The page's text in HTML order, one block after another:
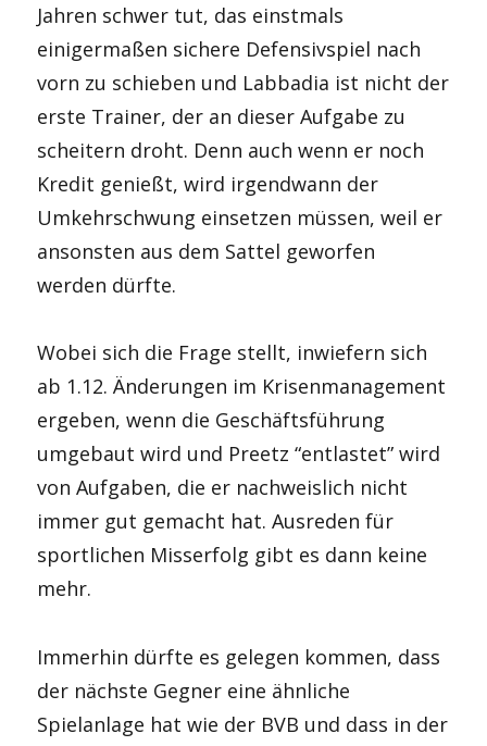
Jahren schwer tut, das einstmals
einigermaßen sichere Defensivspiel nach
vorn zu schieben und Labbadia ist nicht der
erste Trainer, der an dieser Aufgabe zu
scheitern droht. Denn auch wenn er noch
Kredit genießt, wird irgendwann der
Umkehrschwung einsetzen müssen, weil er
ansonsten aus dem Sattel geworfen
werden dürfte.
Wobei sich die Frage stellt, inwiefern sich
ab 1.12. Änderungen im Krisenmanagement
ergeben, wenn die Geschäftsführung
umgebaut wird und Preetz “entlastet” wird
von Aufgaben, die er nachweislich nicht
immer gut gemacht hat. Ausreden für
sportlichen Misserfolg gibt es dann keine
mehr.
Immerhin dürfte es gelegen kommen, dass
der nächste Gegner eine ähnliche
Spielanlage hat wie der BVB und dass in der